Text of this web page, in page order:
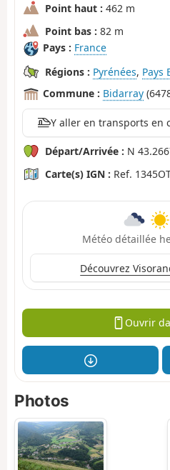
Point haut : 462 m
Point bas : 82 m
Pays : France
Régions : Pyrénées, Pays
Commune : Bidarray
Y aller en transports en
Départ/Arrivée : N
Carte(s) IGN : Ref.
Météo détaillée
Découvrez
Ouvrir
Photos